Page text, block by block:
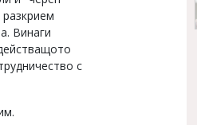
Винаги
с